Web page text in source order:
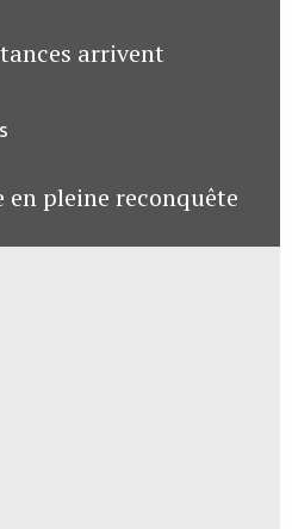
arrivent
en pleine reconquête